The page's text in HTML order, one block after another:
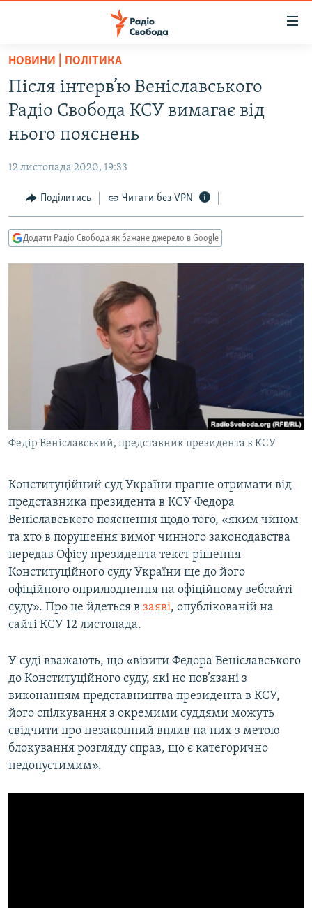
Перейти
основного
матеріалу
до
основної
Перейти
до
пошуку
РАДІО СВОБОДА – 70 РОКІВ
ЕКОНОМІКА
СУСПІЛЬСТВО
РОСІЙСЬКА «ФІЛЬТРАЦІЯ»
ДОНБАС.РЕАЛІЇ
ТИ ЯК?
КИТАЙ.ВИКЛИКИ
СПЕЦПРОЄКТИ
ПОДКАСТИ
КРИМ РЕАЛІЇ
УКР
КТАТ
НОВИНИ | ПОЛІТИКА
Після інтерв’ю Веніславського
Радіо Свобода КСУ вимагає від
нього пояснень
12 листопада 2020, 19:33
Поділитись Читати без VPN
Додати Радіо Свобода як бажане джерело в Google
Федір Веніславський, представник президента в КСУ
Конституційний суд України прагне отримати від
представника президента в КСУ Федора
Веніславського пояснення щодо того, «яким чином
та хто в порушення вимог чинного законодавства
передав Офісу президента текст рішення
Конституційного суду України ще до його
офіційного оприлюднення на офіційному вебсайті
суду». Про це йдеться в заяві, опублікованій на
сайті КСУ 12 листопада.
У суді вважають, що «візити Федора Веніславського
до Конституційного суду, які не пов’язані з
виконанням представництва президента в КСУ,
його спілкування з окремими суддями можуть
свідчити про незаконний вплив на них з метою
блокування розгляду справ, що є категорично
недопустимим».